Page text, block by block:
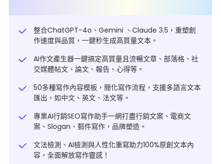
整合ChatGPT-4o、Gemini 、Claude 3.5，重塑創
作速度與品質，一鍵秒生成高質量文本。
AI作文產生器一鍵搞定高質量且流暢文章、部落格、社
交媒體帖文、論文、報告、心得等。
50多種寫作內容模板，簡化寫作流程，支援多語言文本
匯出，如中文、英文、法文等。
專業AI行銷SEO寫作助手一網打盡行銷文案、電商文
案、Slogan、郵件寫作，品牌塑造。
文法檢測、 AI檢測與人性化重寫助力100%原創文本內
容，全面解放寫作靈感！